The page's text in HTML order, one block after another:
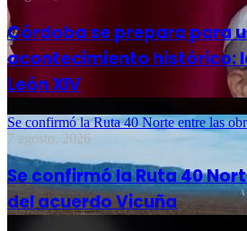
Córdoba se prepara para
acontecimiento histórico:
León XIV
Se confirmó la Ruta 40 Norte entre las
7 agosto, 2026
Se confirmó la Ruta 40
del acuerdo Vicuña